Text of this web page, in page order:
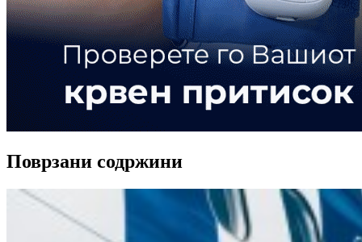
Поврзани содржини